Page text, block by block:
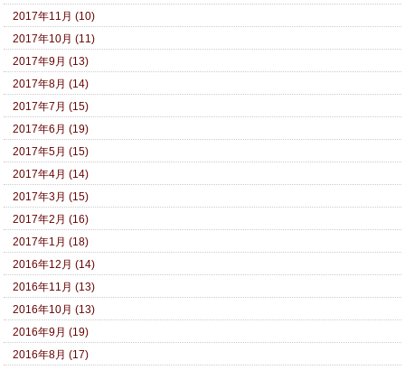
2017年11月 (10)
2017年10月 (11)
2017年9月 (13)
2017年8月 (14)
2017年7月 (15)
2017年6月 (19)
2017年5月 (15)
2017年4月 (14)
2017年3月 (15)
2017年2月 (16)
2017年1月 (18)
2016年12月 (14)
2016年11月 (13)
2016年10月 (13)
2016年9月 (19)
2016年8月 (17)